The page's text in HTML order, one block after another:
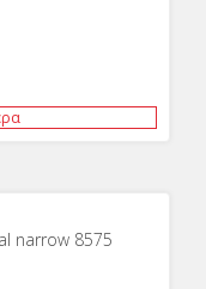
narrow 8575